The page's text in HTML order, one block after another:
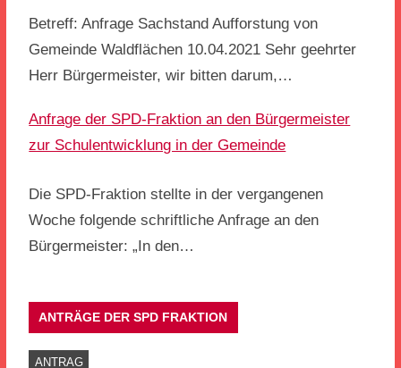
Betreff: Anfrage Sachstand Aufforstung von
Gemeinde Waldflächen 10.04.2021 Sehr geehrter
Herr Bürgermeister, wir bitten darum,…
Anfrage der SPD-Fraktion an den Bürgermeister
zur Schulentwicklung in der Gemeinde
Die SPD-Fraktion stellte in der vergangenen
Woche folgende schriftliche Anfrage an den
Bürgermeister: „In den…
ANTRÄGE DER SPD FRAKTION
ANTRAG